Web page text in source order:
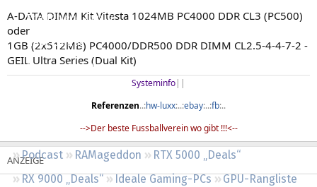
Empfohlene Inhalte
Neue Beiträge
Neueste Aktivitäten
Podcast RAMageddon
RTX 5000 „Deals“
RX 9000 „Deals“
Ideale Gaming-PCs
GPU-Rangliste
A-DATA DIMM Kit Vitesta 1024MB PC4000 DDR CL3 (PC500)
oder
1GB (2x512MB) PC4000/DDR500 DDR DIMM CL2.5-4-4-7-2 -
GEIL Ultra Series (Dual Kit)
Systeminfo||​
Referenzen..:hw-luxx:..:ebay:..:fb:..​
-->Der beste Fussballverein wo gibt !!!<--​